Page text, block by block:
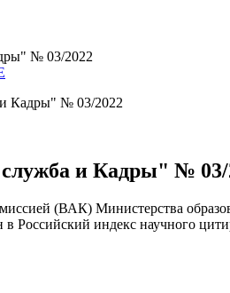
№ 03/2022
и Кадры" № 03/
(ВАК) Министерства
в Российский индекс научного